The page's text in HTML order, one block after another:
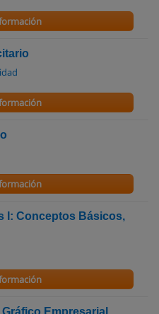
I: Conceptos Básicos,
Empresarial